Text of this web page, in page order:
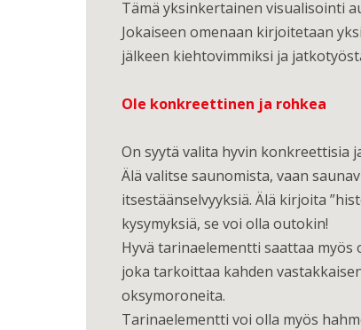
Tämä yksinkertainen visualisointi
Jokaiseen omenaan kirjoitetaan
jälkeen kiehtovimmiksi ja
Ole konkreettinen ja rohkea
On syytä valita hyvin konkreettisia
Älä valitse saunomista, vaan
itsestäänselvyyksiä. Älä kirjoita
kysymyksiä, se voi olla outokin!
Hyvä tarinaelementti saattaa
joka tarkoittaa kahden
oksymoroneita.
Tarinaelementti voi olla myös